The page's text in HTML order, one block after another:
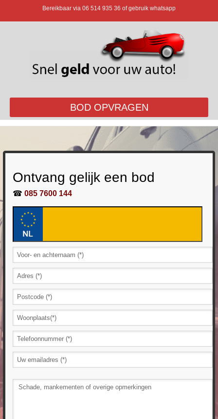
Bereikbaar via 06 514 935 36 of gebruik whatsapp
BOD OPVRAGEN
Ontvang gelijk een bod
☎ 085 7600 144